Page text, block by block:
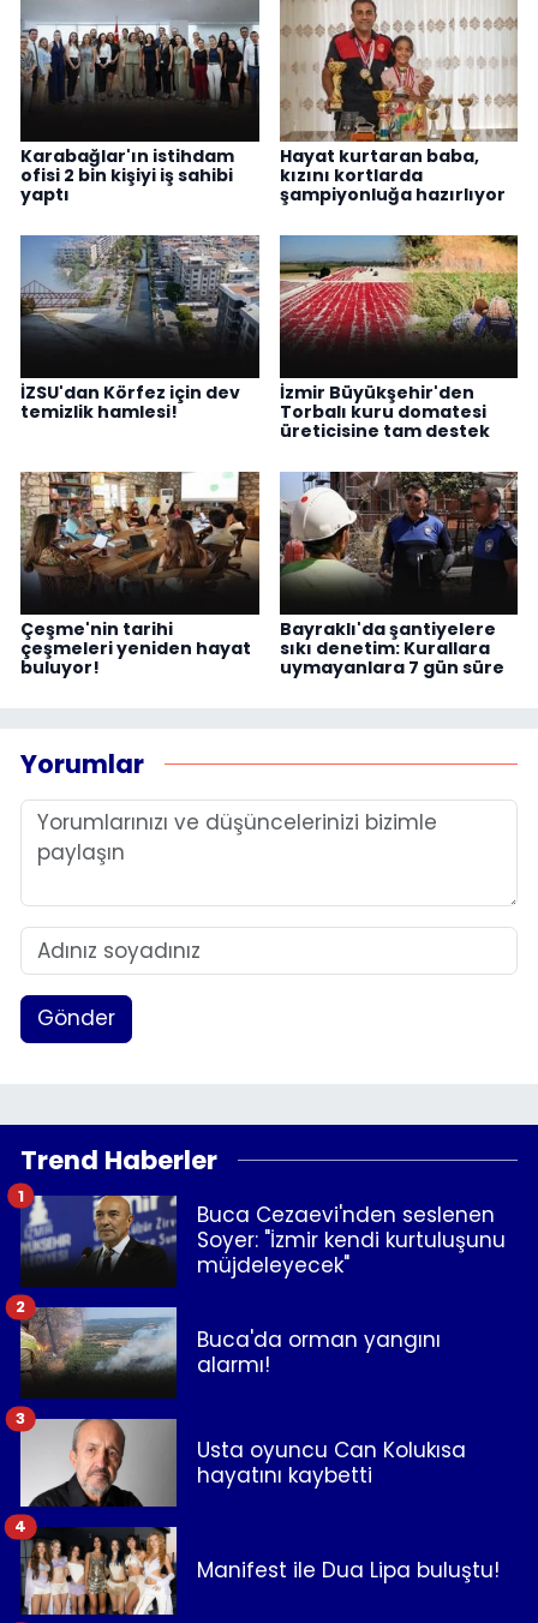
Karabağlar'ın istihdam
ofisi 2 bin kişiyi iş sahibi
yaptı
Hayat kurtaran baba,
kızını kortlarda
şampiyonluğa hazırlıyor
İZSU'dan Körfez için dev
temizlik hamlesi!
İzmir Büyükşehir'den
Torbalı kuru domatesi
üreticisine tam destek
Çeşme'nin tarihi
çeşmeleri yeniden hayat
buluyor!
Bayraklı'da şantiyelere
sıkı denetim: Kurallara
uymayanlara 7 gün süre
Yorumlar
Gönder
Trend Haberler
Buca Cezaevi'nden seslenen
Soyer: "İzmir kendi kurtuluşunu
müjdeleyecek"
1
Buca'da orman yangını
alarmı!
2
Usta oyuncu Can Kolukısa
hayatını kaybetti
3
Manifest ile Dua Lipa buluştu!
4